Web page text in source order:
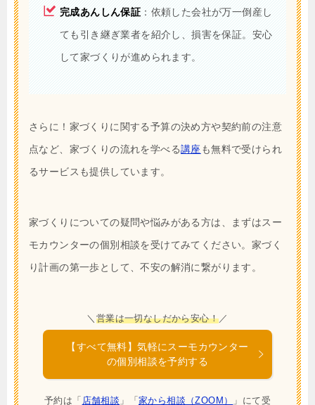
完成あんしん保証 ：依頼した会社が万一倒産し
ても引き継ぎ業者を紹介し、損害を保証。安心
して家づくりが進められます。
さらに！家づくりに関する予算の決め方や契約前の注意
点など、家づくりの流れを学べる講座 も無料で受けられ
るサービスも提供しています。
家づくりについての疑問や悩みがある方は、まずはスー
モカウンターの個別相談を受けてみてください。家づく
り計画の第一歩として、不安の解消に繋がります。
＼ 営業は一切なしだから安心！／
【すべて無料】気軽にスーモカウンター
の個別相談を予約する
予約は「 店舗相談 」「 家から相談（ZOOM） 」にて受